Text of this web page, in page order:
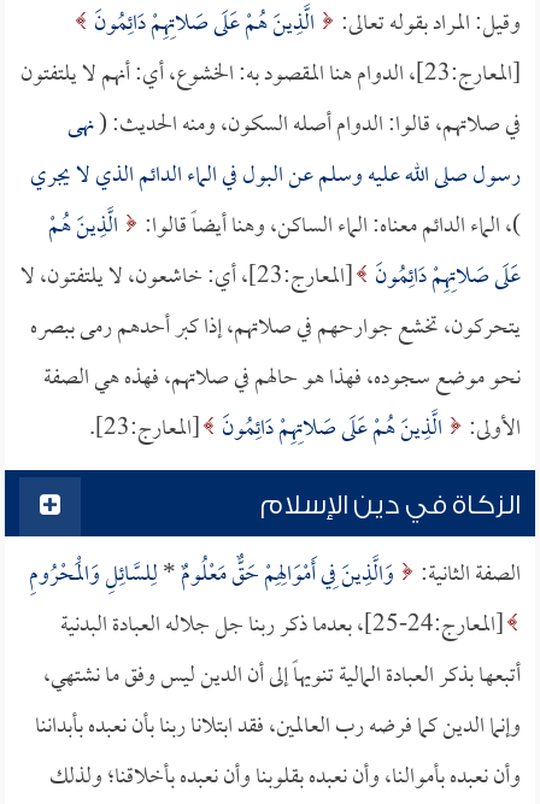
وقيل: المراد بقوله تعالى:
الَّذِينَ هُمْ عَلَى صَلاتِهِمْ دَائِمُونَ
[المعارج:23]، الدوام هنا المقصود به: الخشوع، أي: أنهم لا يلتفتون
في صلاتهم، قالوا: الدوام أصله السكون، ومنه الحديث: (نهى
رسول صلى الله عليه وسلم عن البول في الماء الدائم الذي لا يجري
)، الماء الدائم معناه: الماء الساكن، وهنا أيضاً قالوا:
الَّذِينَ هُمْ
عَلَى صَلاتِهِمْ دَائِمُونَ
[المعارج:23]، أي: خاشعون، لا يلتفتون، لا
يتحركون، تخشع جوارحهم في صلاتهم، إذا كبر أحدهم رمى ببصره
نحو موضع سجوده، فهذا هو حالهم في صلاتهم، فهذه هي الصفة
الأولى:
الَّذِينَ هُمْ عَلَى صَلاتِهِمْ دَائِمُونَ [المعارج:23].
الزكاة في دين الإسلام
الصفة الثانية: وَالَّذِينَ فِي أَمْوَالِهِمْ حَقٌّ مَعْلُومٌ*لِلسَّائِلِ وَالْمَحْرُومِ
[المعارج:24-25]، بعدما ذكر ربنا جل جلاله العبادة البدنية
أتبعها بذكر العبادة المالية تنويهاً إلى أن الدين ليس وفق ما نشتهي،
وإنما الدين كما فرضه رب العالمين، فقد ابتلانا ربنا بأن نعبده بأبداننا
وأن نعبده بأموالنا، وأن نعبده بقلوبنا وأن نعبده بأخلاقنا؛ ولذلك